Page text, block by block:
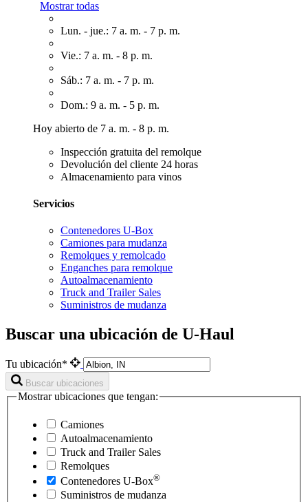
Mostrar todas
Lun. - jue.: 7 a. m. - 7 p. m.
Vie.: 7 a. m. - 8 p. m.
Sáb.: 7 a. m. - 7 p. m.
Dom.: 9 a. m. - 5 p. m.
Hoy abierto de 7 a. m. - 8 p. m.
Inspección gratuita del remolque
Devolución del cliente 24 horas
Almacenamiento para vinos
Servicios
Contenedores U-Box
Camiones para mudanza
Remolques y remolcado
Enganches para remolque
Autoalmacenamiento
Truck and Trailer Sales
Suministros de mudanza
Buscar una ubicación de U-Haul
Tu ubicación*
Buscar ubicaciones
Mostrar ubicaciones que tengan:
Camiones
Autoalmacenamiento
Truck and Trailer Sales
Remolques
Contenedores U-Box®
Suministros de mudanza